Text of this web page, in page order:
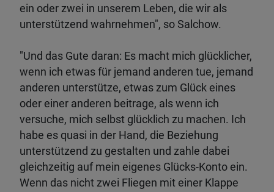
ein oder zwei in unserem Leben, die wir als
unterstützend wahrnehmen", so Salchow.
"Und das Gute daran: Es macht mich glücklicher,
wenn ich etwas für jemand anderen tue, jemand
anderen unterstütze, etwas zum Glück eines
oder einer anderen beitrage, als wenn ich
versuche, mich selbst glücklich zu machen. Ich
habe es quasi in der Hand, die Beziehung
unterstützend zu gestalten und zahle dabei
gleichzeitig auf mein eigenes Glücks-Konto ein.
Wenn das nicht zwei Fliegen mit einer Klappe